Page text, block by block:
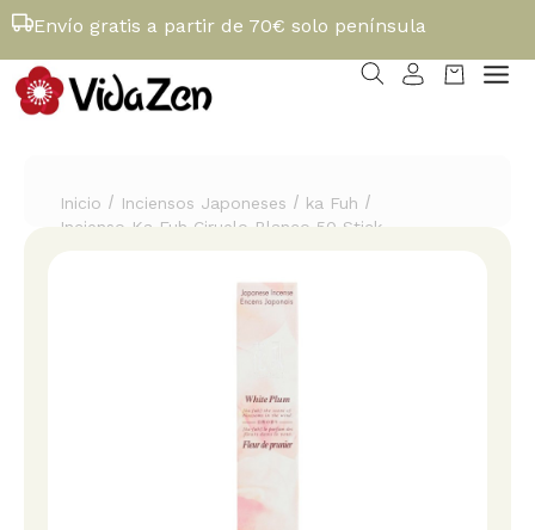
Envío gratis a partir de 70€ solo península
Inicio / Inciensos Japoneses / ka Fuh /
Incienso Ka Fuh Ciruelo Blanco 50 Stick